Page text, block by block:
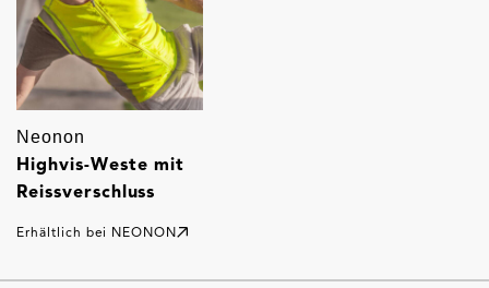
Neonon
Highvis-Weste mit
Reissverschluss
Erhältlich bei NEONON